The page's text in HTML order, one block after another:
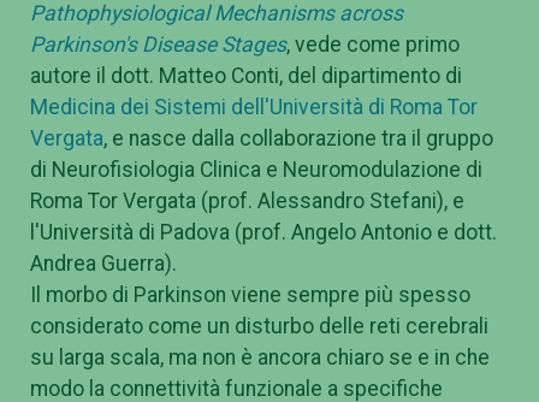
Pathophysiological Mechanisms across
Parkinson's Disease Stages, vede come primo
autore il dott. Matteo Conti, del dipartimento di
Medicina dei Sistemi dell'Università di Roma Tor
Vergata, e nasce dalla collaborazione tra il gruppo
di Neurofisiologia Clinica e Neuromodulazione di
Roma Tor Vergata (prof. Alessandro Stefani), e
l'Università di Padova (prof. Angelo Antonio e dott.
Andrea Guerra).
Il morbo di Parkinson viene sempre più spesso
considerato come un disturbo delle reti cerebrali
su larga scala, ma non è ancora chiaro se e in che
modo la connettività funzionale a specifiche